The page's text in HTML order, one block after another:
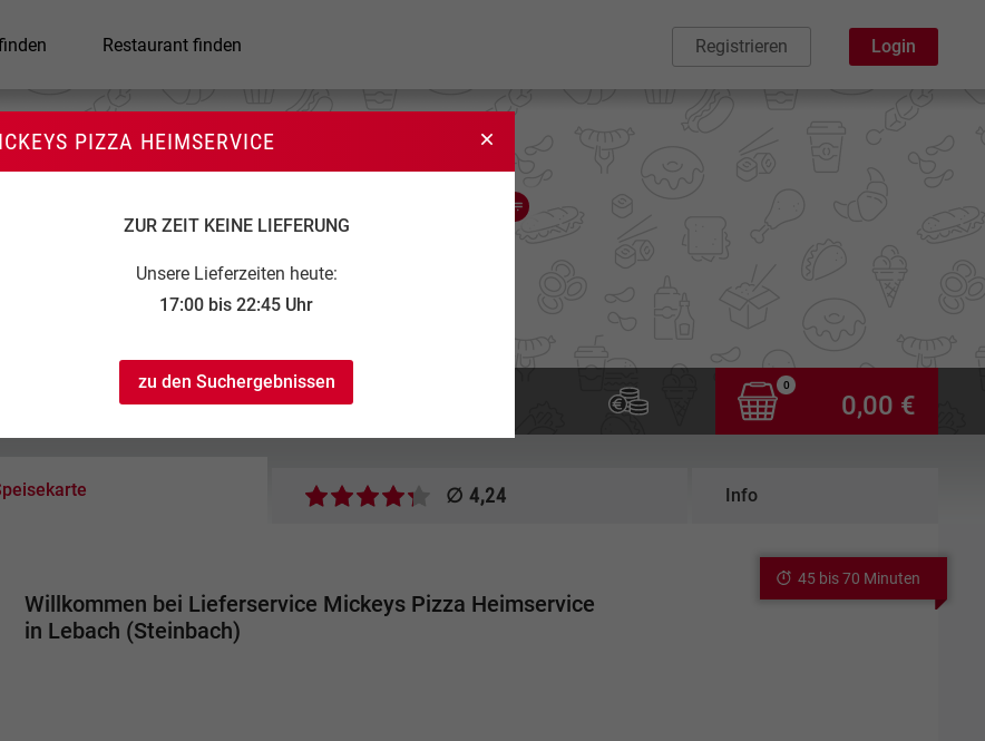
Restaurant finden Registrieren Login
PIZZA HEIMSERVICE
ZUR ZEIT KEINE LIEFERUNG
Unsere Lieferzeiten heute:
17:00 bis 22:45 Uhr
zu den Suchergebnissen
Pizza Heimservice
17:00 bis 22:45 ...
0
0,00 €
∅ 4,24 Info
Willkommen bei Lieferservice Mickeys Pizza Heimservice
in Lebach (Steinbach)
45 bis 70 Minuten